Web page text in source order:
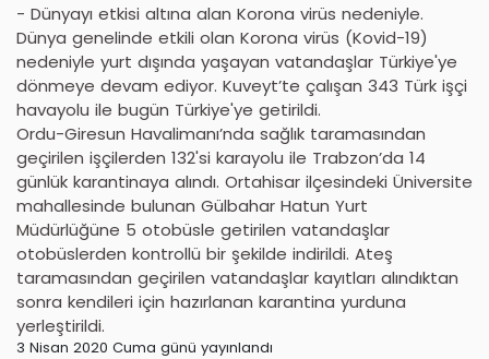
- Dünyayı etkisi altına alan Korona virüs nedeniyle.
Dünya genelinde etkili olan Korona virüs (Kovid-19)
nedeniyle yurt dışında yaşayan vatandaşlar Türkiye'ye
dönmeye devam ediyor. Kuveyt’te çalışan 343 Türk işçi
havayolu ile bugün Türkiye'ye getirildi.
Ordu-Giresun Havalimanı’nda sağlık taramasından
geçirilen işçilerden 132'si karayolu ile Trabzon’da 14
günlük karantinaya alındı. Ortahisar ilçesindeki Üniversite
mahallesinde bulunan Gülbahar Hatun Yurt
Müdürlüğüne 5 otobüsle getirilen vatandaşlar
otobüslerden kontrollü bir şekilde indirildi. Ateş
taramasından geçirilen vatandaşlar kayıtları alındıktan
sonra kendileri için hazırlanan karantina yurduna
yerleştirildi.
3 Nisan 2020 Cuma günü yayınlandı